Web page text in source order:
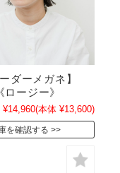
ダーメガネ】
ージー》
¥14,960(本体 ¥13,600)
を確認する